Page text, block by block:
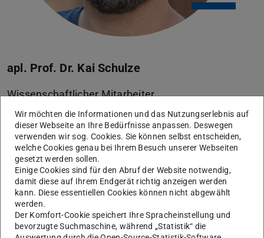
apl. Prof. Dr. Kai Schulze
Wissenschaftlicher Mitarbeiter
Arbeitsbereich "Vergleichende Analyse politischer Systeme
und Integrationsforschung"
Forschung Publikationen
Google
Scholar
ResearchGate
Ich bin außerplanmäßiger Professor und leite die
Wir möchten die Informationen und das Nutzungserlebnis auf
dieser Webseite an Ihre Bedürfnisse anpassen. Deswegen
verwenden wir sog. Cookies. Sie können selbst entscheiden,
welche Cookies genau bei Ihrem Besuch unserer Webseiten
gesetzt werden sollen.
Einige Cookies sind für den Abruf der Website notwendig,
damit diese auf Ihrem Endgerät richtig anzeigen werden
kann. Diese essentiellen Cookies können nicht abgewählt
werden.
Der Komfort-Cookie speichert Ihre Spracheinstellung und
bevorzugte Suchmaschine, während „Statistik“ die